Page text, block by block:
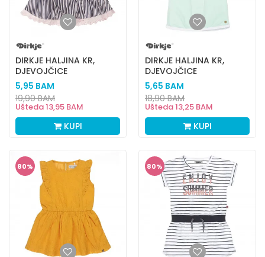
DIRKJE HALJINA KR,
DJEVOJČICE
5,95 BAM
Ušteda13,95 BAM
19,90BAM
KUPI
DIRKJE HALJINA KR,
DJEVOJČICE
5,65 BAM
Ušteda13,25 BAM
18,90BAM
KUPI
80% 80%